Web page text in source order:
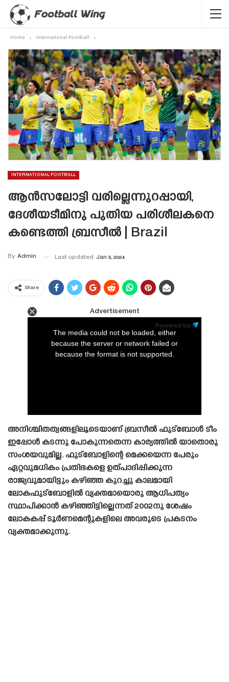
Home International Football
INTERNATIONAL FOOTBALL
ആൻസലോട്ടി വരില്ലെന്നുറപ്പായി,
ദേശീയടീമിനു പുതിയ പരിശീലകനെ
കണ്ടെത്തി ബ്രസീൽ | Brazil
By Admin Last updated Jan 5, 2024
Share
Advertisement
Powered by:
The media could not be loaded, either
because the server or network failed or
because the format is not supported.
അനിശ്ചിതത്വങ്ങളിലൂടെയാണ് ബ്രസീൽ ഫുട്ബോൾ ടീം
ഇപ്പോൾ കടന്നു പോകുന്നതെന്ന കാര്യത്തിൽ യാതൊരു
സംശയവുമില്ല. ഫുട്ബോളിന്റെ മെക്കയെന്ന പേരും
ഏറ്റവുമധികം പ്രതിഭകളെ ഉത്പാദിപ്പിക്കുന്ന
രാജ്യവുമായിട്ടും കഴിഞ്ഞ കുറച്ചു കാലമായി
ലോകഫുട്ബോളിൽ വ്യക്തമായൊരു ആധിപത്യം
സ്ഥാപിക്കാൻ കഴിഞ്ഞിട്ടില്ലെന്നത് 2002നു ശേഷം
ലോകകപ്പ് ടൂർണമെന്റുകളിലെ അവരുടെ പ്രകടനം
വ്യക്തമാക്കുന്നു.